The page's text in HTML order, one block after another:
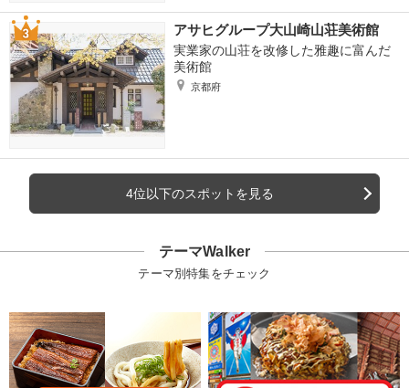
アサヒグループ大山崎山荘美術館
実業家の山荘を改修した雅趣に富んだ
美術館
京都府
4位以下のスポットを見る
テーマWalker
テーマ別特集をチェック